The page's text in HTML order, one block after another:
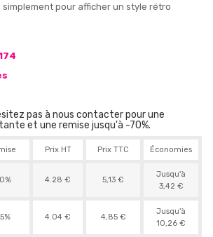
pour afficher un style rétro
pas à nous contacter pour une
et une remise jusqu'à -70%.
Prix HT Prix TTC Économies
4.28 € 5,13 €
Jusqu'à
3,42 €
4.04 € 4,85 €
Jusqu'à
10,26 €